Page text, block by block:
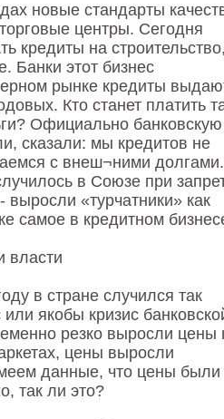
новые стандарты
центры. Сегодня
кредиты на
Банки этот бизнес
рынке кредиты
Кто станет платить
Официально банковскую
сказали: мы кредитов не
с внеш¬ними
в Союзе при
выросли «турчатники» как
самое в кредитном
власти
в стране случился так
якобы кризис
резко выросли цены
цены выросли
данные, что цены были
так ли это?